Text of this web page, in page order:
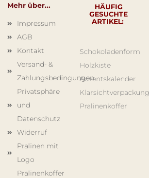
Mehr über...
Impressum
AGB
Kontakt
Versand- &
Zahlungsbedingungen
Privatsphäre
und
Datenschutz
Widerruf
Pralinen mit
Logo
Pralinenkoffer
HÄUFIG
GESUCHTE
ARTIKEL:
Schokoladenform
Holzkiste
Adventskalender
Klarsichtverpackung
Pralinenkoffer